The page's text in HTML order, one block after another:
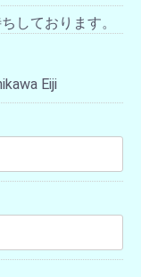
しております。
Eiji